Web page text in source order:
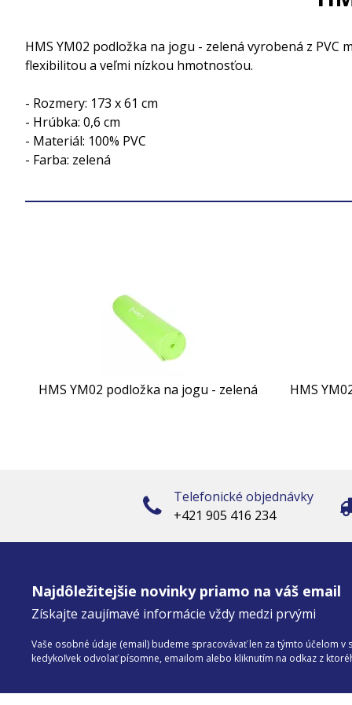
HMS YM02 podložka na jogu - zelená vyrobená z
flexibilitou a veľmi nízkou hmotnosťou.
- Rozmery: 173 x 61 cm
- Hrúbka: 0,6 cm
- Materiál: 100% PVC
- Farba: zelená
HMS YM02 podložka na jogu - zelená HMS
Telefonické objednávky
+421 905 416 234
Najdôležitejšie novinky priamo na váš email
Získajte zaujímavé informácie vždy medzi prvými
Vaše osobné údaje (email) budeme spracovávať len za týmto účelom
kedykoľvek odvolať písomne, emailom alebo kliknutím na odkaz z